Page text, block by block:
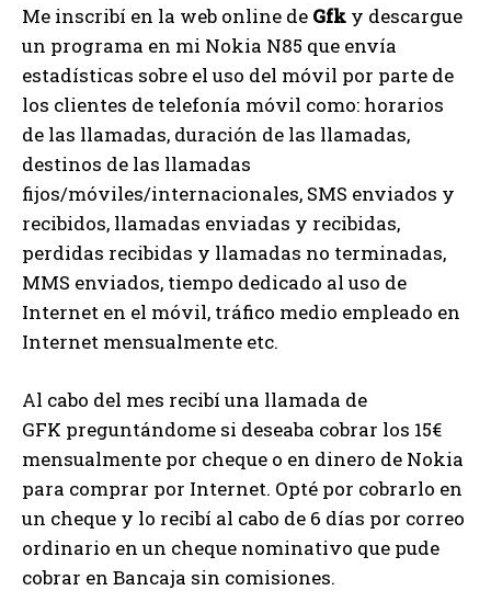
Me inscribí en la web online de Gfk y descargue
un programa en mi Nokia N85 que envía
estadísticas sobre el uso del móvil por parte de
los clientes de telefonía móvil como: horarios
de las llamadas, duración de las llamadas,
destinos de las llamadas
fijos/móviles/internacionales, SMS enviados y
recibidos, llamadas enviadas y recibidas,
perdidas recibidas y llamadas no terminadas,
MMS enviados, tiempo dedicado al uso de
Internet en el móvil, tráfico medio empleado en
Internet mensualmente etc.
Al cabo del mes recibí una llamada de
GFK preguntándome si deseaba cobrar los 15€
mensualmente por cheque o en dinero de Nokia
para comprar por Internet. Opté por cobrarlo en
un cheque y lo recibí al cabo de 6 días por correo
ordinario en un cheque nominativo que pude
cobrar en Bancaja sin comisiones.